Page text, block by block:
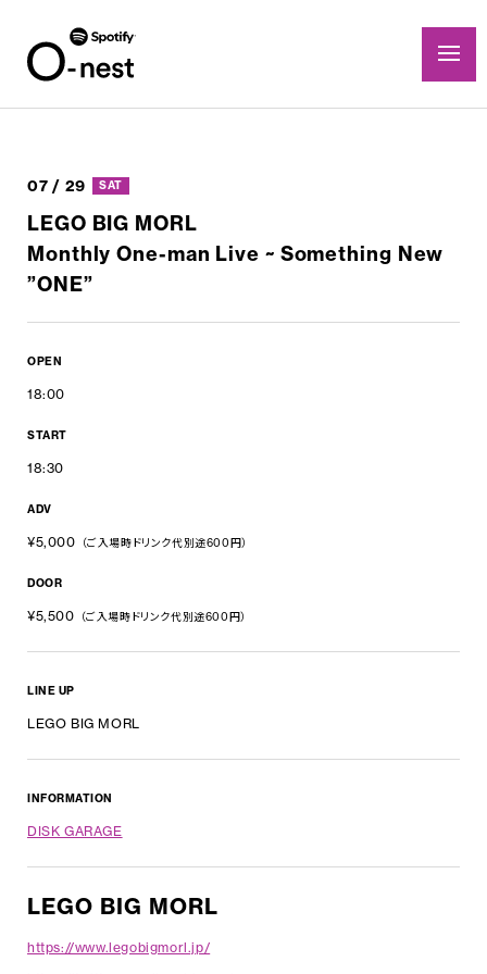
07 / 29 SAT
LEGO BIG MORL
Monthly One-man Live ~ Something New
”ONE”
OPEN
18:00
START
18:30
ADV
¥5,000 （ご入場時ドリンク代別途600円）
DOOR
¥5,500 （ご入場時ドリンク代別途600円）
LINE UP
LEGO BIG MORL
INFORMATION
DISK GARAGE
LEGO BIG MORL
https://www.legobigmorl.jp/